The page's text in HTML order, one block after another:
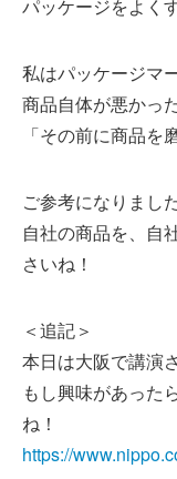
パッケージをよく
私はパッケージマ
商品自体が悪かっ
「その前に商品を
ご参考になりまし
自社の商品を、自
さいね！
＜追記＞
本日は大阪で講演
もし興味があった
ね！
https://